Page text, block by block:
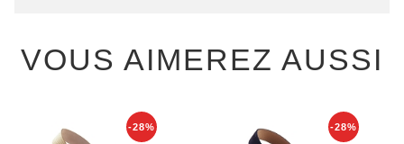
VOUS AIMEREZ AUSSI
-28% -28%